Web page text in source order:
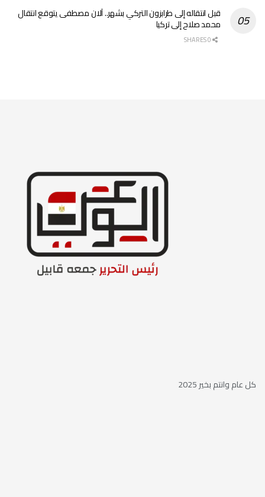
قبل انتقاله إلى طرابزون التركي بشهر.. آلان مصطفى يتوقع انتقال
محمد صلاح إلى تركيا
كل عام وانتم بخير 2025